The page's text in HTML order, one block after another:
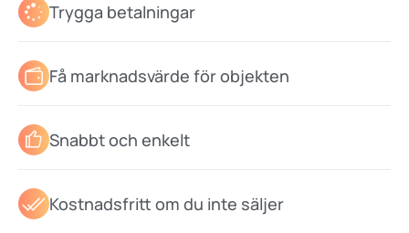
Trygga betalningar
Få marknadsvärde för objekten
Snabbt och enkelt
Kostnadsfritt om du inte säljer